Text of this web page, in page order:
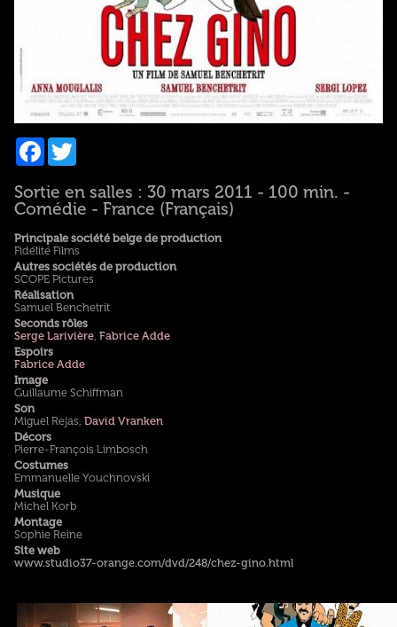
Facebook
Twitter
Sortie en salles : 30 mars 2011 - 100 min. -
Comédie - France (Français)
Principale société belge de production
Fidélité Films
Autres sociétés de production
SCOPE Pictures
Réalisation
Samuel Benchetrit
Seconds rôles
Serge Larivière, Fabrice Adde
Espoirs
Fabrice Adde
Image
Guillaume Schiffman
Son
Miguel Rejas, David Vranken
Décors
Pierre-François Limbosch
Costumes
Emmanuelle Youchnovski
Musique
Michel Korb
Montage
Sophie Reine
Site web
www.studio37-orange.com/dvd/248/chez-gino.html